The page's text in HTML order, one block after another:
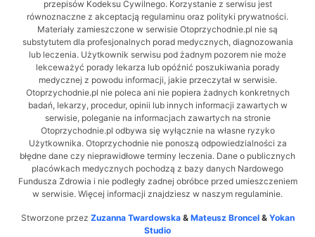
przepisów Kodeksu Cywilnego. Korzystanie z serwisu jest
równoznaczne z akceptacją regulaminu oraz polityki prywatności.
Materiały zamieszczone w serwisie Otoprzychodnie.pl nie są
substytutem dla profesjonalnych porad medycznych, diagnozowania
lub leczenia. Użytkownik serwisu pod żadnym pozorem nie może
lekceważyć porady lekarza lub opóźnić poszukiwania porady
medycznej z powodu informacji, jakie przeczytał w serwisie.
Otoprzychodnie.pl nie poleca ani nie popiera żadnych konkretnych
badań, lekarzy, procedur, opinii lub innych informacji zawartych w
serwisie, poleganie na informacjach zawartych na stronie
Otoprzychodnie.pl odbywa się wyłącznie na własne ryzyko
Użytkownika. Otoprzychodnie nie ponoszą odpowiedzialności za
błędne dane czy nieprawidłowe terminy leczenia. Dane o publicznych
placówkach medycznych pochodzą z bazy danych Nardowego
Fundusza Zdrowia i nie podległy zadnej obróbce przed umieszczeniem
w serwisie. Więcej informacji znajdziesz w naszym regulaminie.
Stworzone przez Zuzanna Twardowska & Mateusz Broncel & Yokan
Studio